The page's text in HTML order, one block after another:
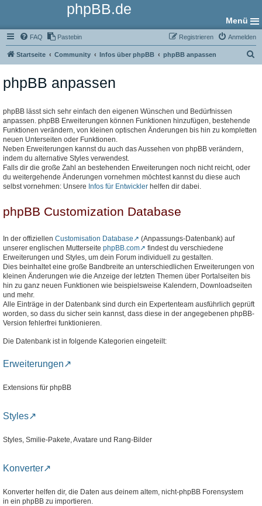
phpBB.de
Menü
FAQ Pastebin Anmelden
Registrieren
Startseite Community Infos über phpBB phpBB anpassen
phpBB anpassen
phpBB lässt sich sehr einfach den eigenen Wünschen und Bedürfnissen
anpassen. phpBB Erweiterungen können Funktionen hinzufügen, bestehende
Funktionen verändern, von kleinen optischen Änderungen bis hin zu kompletten
neuen Unterseiten oder Funktionen.
Neben Erweiterungen kannst du auch das Aussehen von phpBB verändern,
indem du alternative Styles verwendest.
Falls dir die große Zahl an bestehenden Erweiterungen noch nicht reicht, oder
du weitergehende Änderungen vornehmen möchtest kannst du diese auch
selbst vornehmen: Unsere Infos für Entwickler helfen dir dabei.
phpBB Customization Database
In der offiziellen Customisation Database
(Anpassungs-Datenbank) auf
unserer englischen Mutterseite phpBB.com
findest du verschiedene
Erweiterungen und Styles, um dein Forum individuell zu gestalten.
Dies beinhaltet eine große Bandbreite an unterschiedlichen Erweiterungen von
kleinen Änderungen wie die Anzeige der letzten Themen über Portalseiten bis
hin zu ganz neuen Funktionen wie beispielsweise Kalendern, Downloadseiten
und mehr.
Alle Einträge in der Datenbank sind durch ein Expertenteam ausführlich geprüft
worden, so dass du sicher sein kannst, dass diese in der angegebenen phpBB-
Version fehlerfrei funktionieren.
Die Datenbank ist in folgende Kategorien eingeteilt:
Erweiterungen
Extensions für phpBB
Styles
Styles, Smilie-Pakete, Avatare und Rang-Bilder
Konverter
Konverter helfen dir, die Daten aus deinem altem, nicht-phpBB Forensystem
in ein phpBB zu importieren.